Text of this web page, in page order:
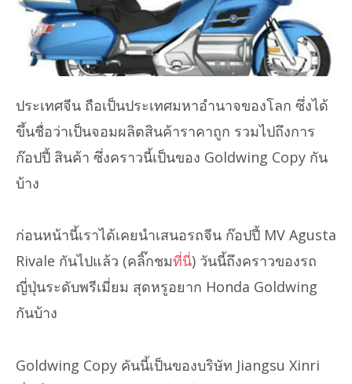
ประเทศจีน ถือเป็นประเทศมหาอำนาจของโลก ซึ่งได้
ขึ้นชื่อว่าเป็นจอมผลิตสินค้าราคาถูก รวมไปถึงการ
ก๊อปปี้ สินค้า ซึ่งคราวนี้เป็นของ Goldwing Copy กัน
บ้าง
ก่อนหน้านี้เราได้เคยนำเสนอรถจีน ก๊อปปี้ MV Agusta
Rivale กันไปแล้ว (คลิ๊กชมที่นี่) วันนี้ถึงคราวของรถ
ญี่ปุ่นระดับพรีเมี่ยม สุดหรูอยาก Honda Goldwing
กันบ้าง
Goldwing Copy คันนี้เป็นของบริษัท Jiangsu Xinri